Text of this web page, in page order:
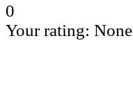
0
Your rating: None